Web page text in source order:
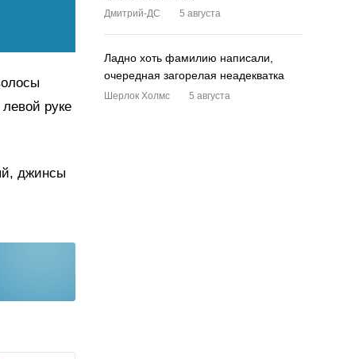
руке
джинсы
Дмитрий-ДС 5 августа
Ладно хоть фамилию написали,
очередная загорелая неадекватка
Шерлок Холмс 5 августа